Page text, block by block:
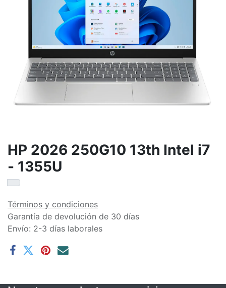
HP 2026 250G10 13th Intel i7
- 1355U
Términos y condiciones
Garantía de devolución de 30 días
Envío: 2-3 días laborales